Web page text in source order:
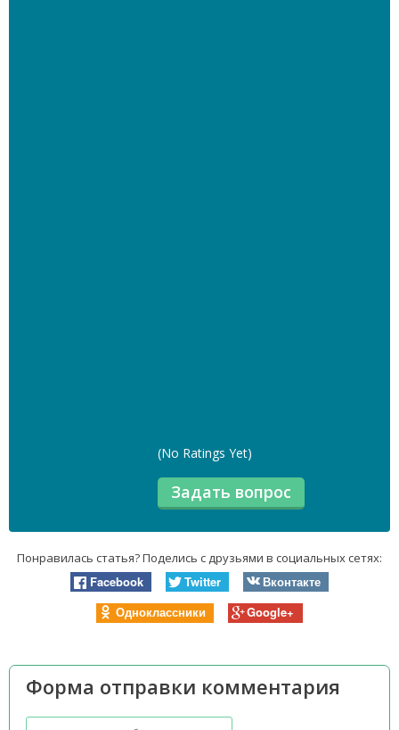
(No Ratings Yet)
Понравилась статья? Поделись с друзьями в социальных сетях:
Facebook Twitter
Вконтакте
Одноклассники
Google+
Форма отправки комментария